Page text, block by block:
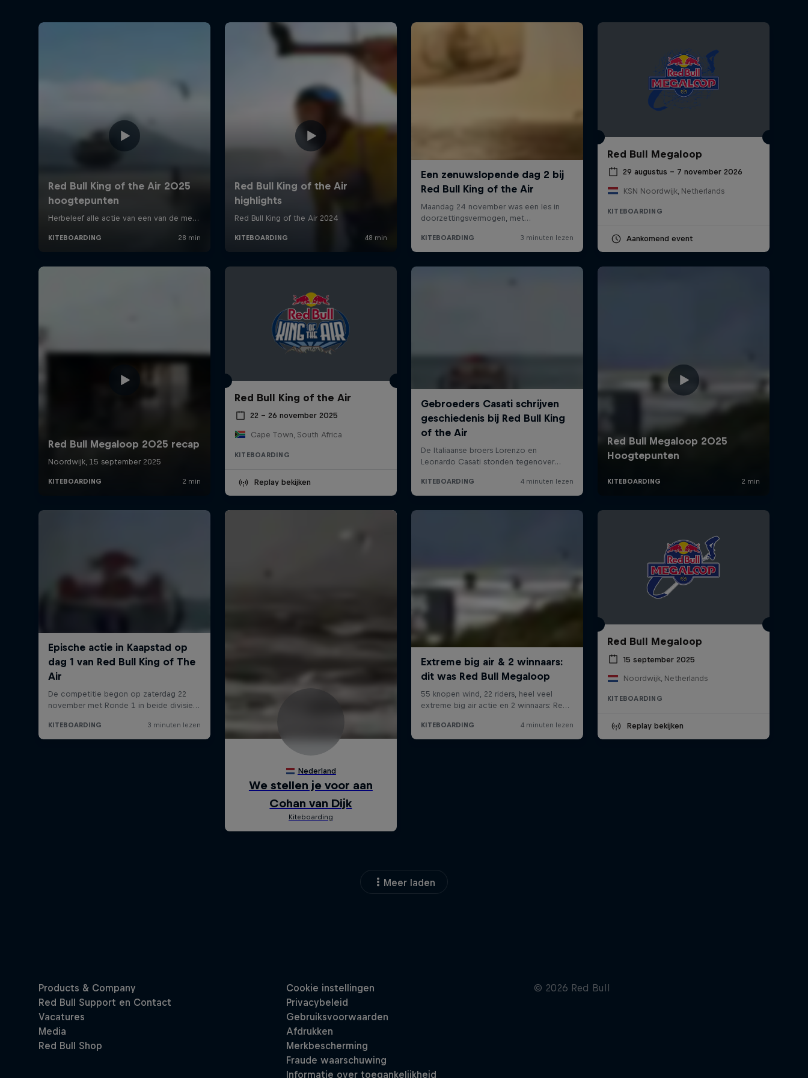
Red Bull Megaloop
29 augustus – 7 november 2026
KSN Noordwijk, Netherlands
KITEBOARDING
Aankomend event
Red Bull King of the Air
22 – 26 november 2025
Cape Town, South Africa
KITEBOARDING
Replay bekijken
Red Bull Megaloop
15 september 2025
Noordwijk, Netherlands
KITEBOARDING
Replay bekijken
Meer laden